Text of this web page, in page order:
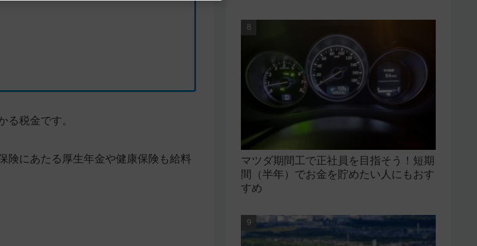
る税金です。
険にあたる厚生年金や健康保険も給料
マツダ期間工で正社員を目指そう！短期
間（半年）でお金を貯めたい人にもおす
すめ